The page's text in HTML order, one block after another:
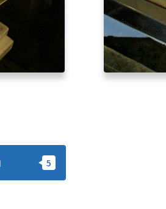
さっぽろ圏e旅ギフト